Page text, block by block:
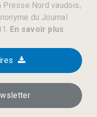
Nord vaudois,
du Journal
En savoir plus